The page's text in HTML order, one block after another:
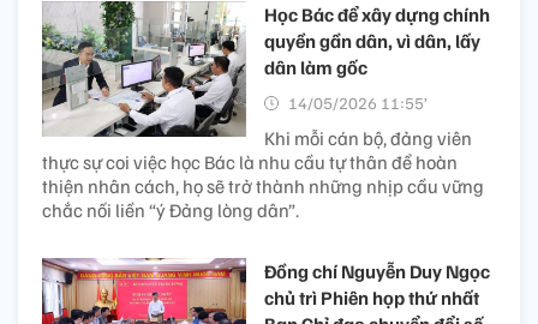
Học Bác để xây dựng chính
quyền gần dân, vì dân, lấy
dân làm gốc
14/05/2026 11:55’
Khi mỗi cán bộ, đảng viên
thực sự coi việc học Bác là nhu cầu tự thân để hoàn
thiện nhân cách, họ sẽ trở thành những nhịp cầu vững
chắc nối liền “ý Đảng lòng dân”.
Đồng chí Nguyễn Duy Ngọc
chủ trì Phiên họp thứ nhất